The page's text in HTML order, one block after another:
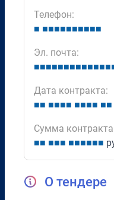
Телефон:
■ ■■■■■■■■■■
Эл. почта:
■■■■■■■■■■■■■
Дата контракта:
■■ ■■■■ ■■■■ ■■
Сумма
■■ ■■■ ■■■■■■
О тендере